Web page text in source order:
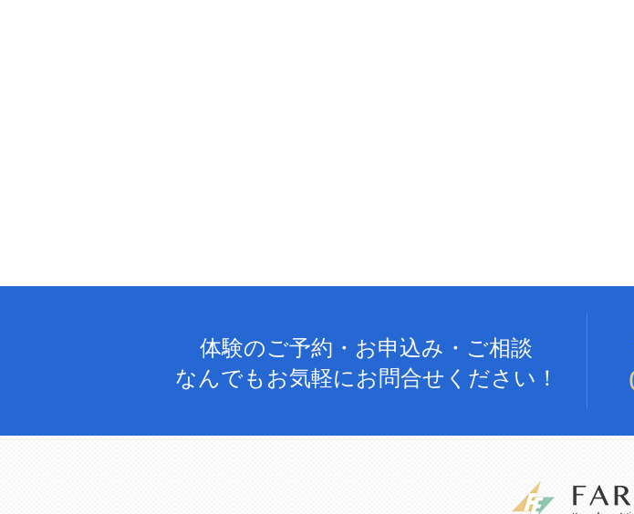
体験のご予約・お申込み・ご相談
なんでもお気軽にお問合せください！